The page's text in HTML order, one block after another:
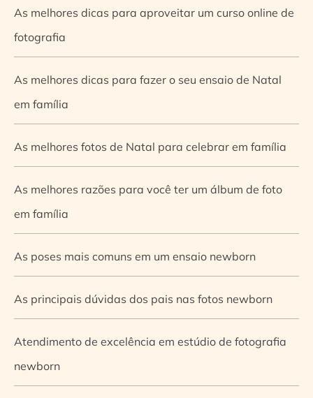
As melhores dicas para aproveitar um curso online de
fotografia
As melhores dicas para fazer o seu ensaio de Natal
em família
As melhores fotos de Natal para celebrar em família
As melhores razões para você ter um álbum de foto
em família
As poses mais comuns em um ensaio newborn
As principais dúvidas dos pais nas fotos newborn
Atendimento de excelência em estúdio de fotografia
newborn